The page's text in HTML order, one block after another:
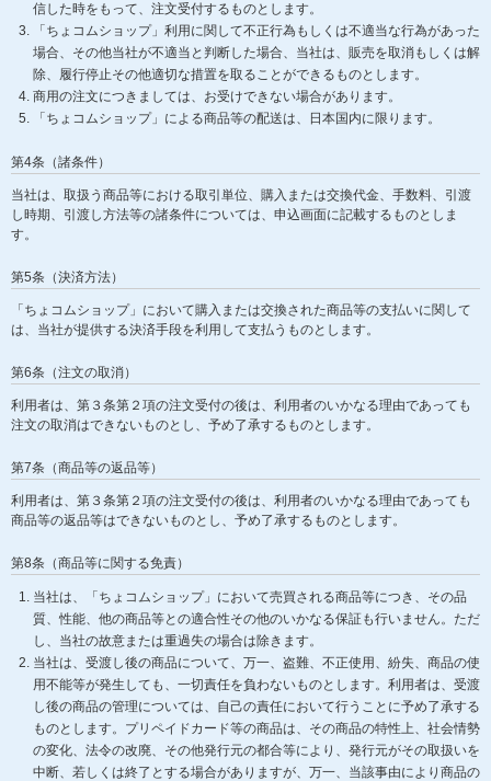
信した時をもって、注文受付するものとします。
「ちょコムショップ」利用に関して不正行為もしくは不適当な行為があった
場合、その他当社が不適当と判断した場合、当社は、販売を取消もしくは解
除、履行停止その他適切な措置を取ることができるものとします。
商用の注文につきましては、お受けできない場合があります。
「ちょコムショップ」による商品等の配送は、日本国内に限ります。
第4条（諸条件）
当社は、取扱う商品等における取引単位、購入または交換代金、手数料、引渡
し時期、引渡し方法等の諸条件については、申込画面に記載するものとしま
す。
第5条（決済方法）
「ちょコムショップ」において購入または交換された商品等の支払いに関して
は、当社が提供する決済手段を利用して支払うものとします。
第6条（注文の取消）
利用者は、第３条第２項の注文受付の後は、利用者のいかなる理由であっても
注文の取消はできないものとし、予め了承するものとします。
第7条（商品等の返品等）
利用者は、第３条第２項の注文受付の後は、利用者のいかなる理由であっても
商品等の返品等はできないものとし、予め了承するものとします。
第8条（商品等に関する免責）
当社は、「ちょコムショップ」において売買される商品等につき、その品
質、性能、他の商品等との適合性その他のいかなる保証も行いません。ただ
し、当社の故意または重過失の場合は除きます。
当社は、受渡し後の商品について、万一、盗難、不正使用、紛失、商品の使
用不能等が発生しても、一切責任を負わないものとします。利用者は、受渡
し後の商品の管理については、自己の責任において行うことに予め了承する
ものとします。プリペイドカード等の商品は、その商品の特性上、社会情勢
の変化、法令の改廃、その他発行元の都合等により、発行元がその取扱いを
中断、若しくは終了とする場合がありますが、万一、当該事由により商品の